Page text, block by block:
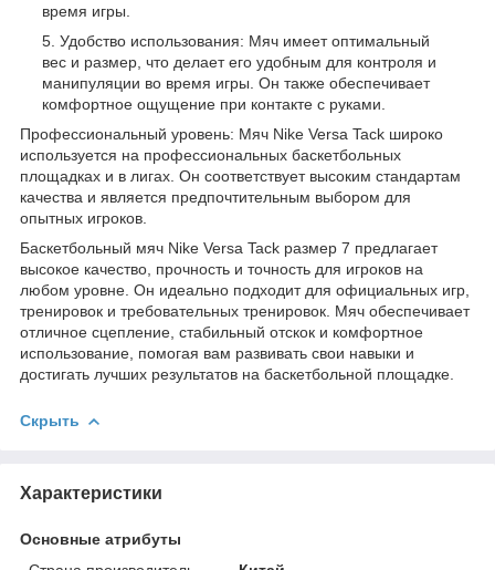
время игры.
Удобство использования: Мяч имеет оптимальный
вес и размер, что делает его удобным для контроля и
манипуляции во время игры. Он также обеспечивает
комфортное ощущение при контакте с руками.
Профессиональный уровень: Мяч Nike Versa Tack широко
используется на профессиональных баскетбольных
площадках и в лигах. Он соответствует высоким стандартам
качества и является предпочтительным выбором для
опытных игроков.
Баскетбольный мяч Nike Versa Tack размер 7 предлагает
высокое качество, прочность и точность для игроков на
любом уровне. Он идеально подходит для официальных игр,
тренировок и требовательных тренировок. Мяч обеспечивает
отличное сцепление, стабильный отскок и комфортное
использование, помогая вам развивать свои навыки и
достигать лучших результатов на баскетбольной площадке.
Скрыть
Характеристики
Основные атрибуты